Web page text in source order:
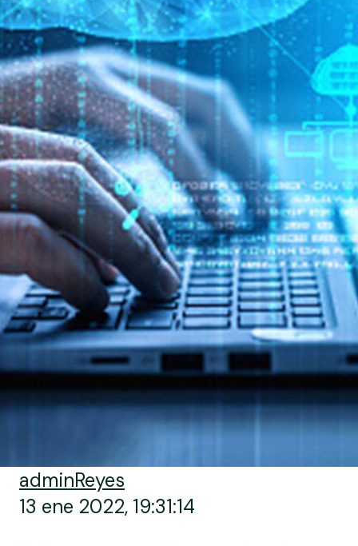
adminReyes
13 ene 2022, 19:31:14